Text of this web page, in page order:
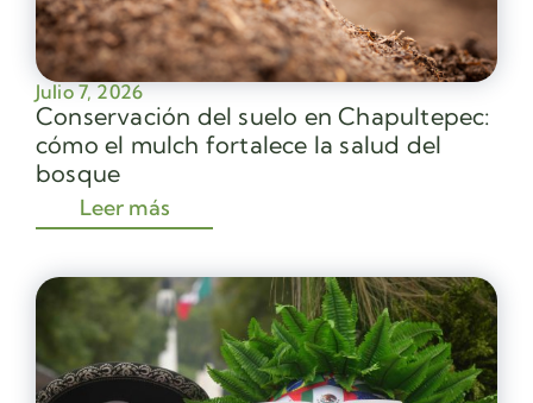
Julio 7, 2026
Conservación del suelo en Chapultepec:
cómo el mulch fortalece la salud del
bosque
Leer más